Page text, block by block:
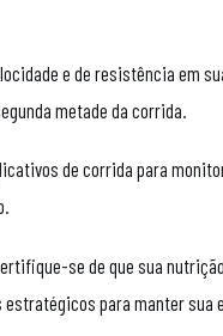
e de resistência em
metade da corrida.
de corrida para
se de que sua
para manter sua